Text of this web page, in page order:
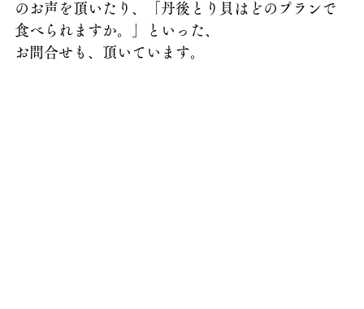
のお声を頂いたり、「丹後とり貝はどのプランで
食べられますか。」といった、
お問合せも、頂いています。